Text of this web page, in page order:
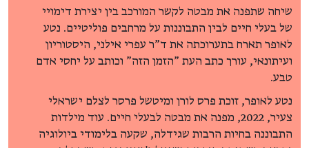
שיחה שתפנה את מבטה לקשר המורכב בין יצירת דימויי
של בעלי חיים לבין התבוננות על מרחבים פוליטיים. נטע
לאופר תארח בתערוכתה את ד"ר עפרי אילני, היסטוריון
ועיתונאי, עורך כתב העת "הזמן הזה" וכותב על יחסי אדם
טבע.
נטע לאופר, זוכת פרס לורן ומיטשל פרסר לצלם ישראלי
צעיר, 2022, מפנה את מבטה לבעלי חיים. עוד מילדות
התבוננה בחיות הרבות שגידלה, שקעה בלימודי ביולוגיה